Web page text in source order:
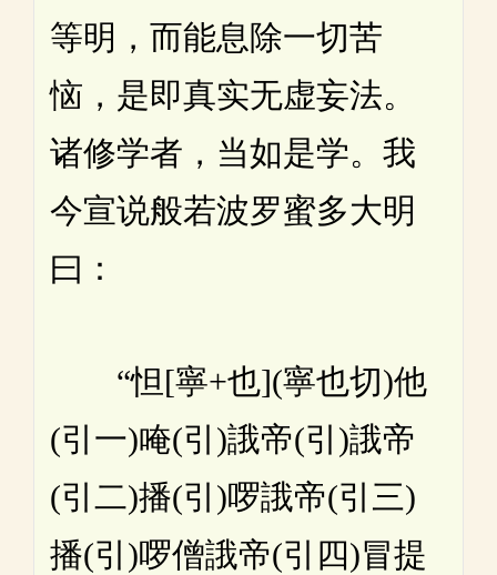
等明，而能息除一切苦
恼，是即真实无虚妄法。
诸修学者，当如是学。我
今宣说般若波罗蜜多大明
曰：
“怛[寧+也](寧也切)他
(引一)唵(引)誐帝(引)誐帝
(引二)播(引)啰誐帝(引三)
播(引)啰僧誐帝(引四)冒提